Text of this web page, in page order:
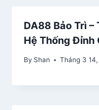
DA88 Bảo Trì
Hệ Thống Đỉnh
By Shan Tháng 3